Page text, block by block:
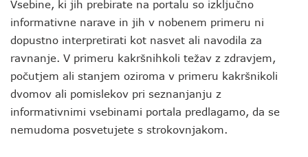
Vsebine, ki jih prebirate na portalu so izključno
informativne narave in jih v nobenem primeru ni
dopustno interpretirati kot nasvet ali navodila za
ravnanje. V primeru kakršnihkoli težav z zdravjem,
počutjem ali stanjem oziroma v primeru kakršnikoli
dvomov ali pomislekov pri seznanjanju z
informativnimi vsebinami portala predlagamo, da se
nemudoma posvetujete s strokovnjakom.